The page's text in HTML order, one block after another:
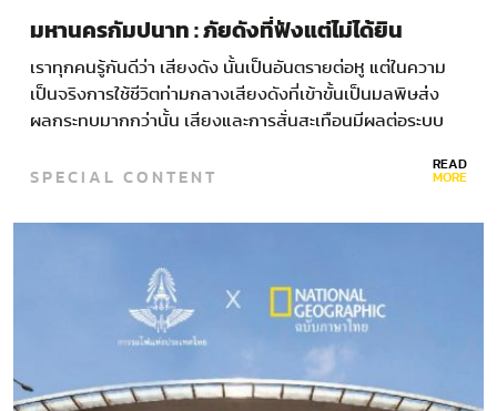
มหานครกัมปนาท : ภัยดังที่ฟังแต่ไม่ได้ยิน
เราทุกคนรู้กันดีว่า เสียงดัง นั้นเป็นอันตรายต่อหู แต่ในความ
เป็นจริงการใช้ชีวิตท่ามกลางเสียงดังที่เข้าขั้นเป็นมลพิษส่ง
ผลกระทบมากกว่านั้น เสียงและการสั่นสะเทือนมีผลต่อระบบ
ยังก่อให้เกิดความหงุดหงิด ความเครียด…
SPECIAL CONTENT READ
MORE